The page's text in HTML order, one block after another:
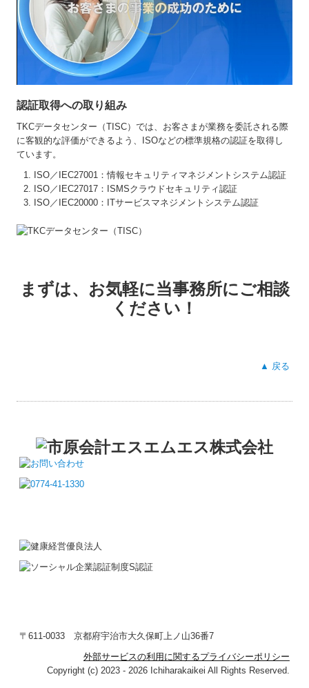
認証取得への取り組み
TKCデータセンター（TISC）では、お客さまが業務を委託される際
に客観的な評価ができるよう、ISOなどの標準規格の認証を取得し
ています。
ISO／IEC27001：情報セキュリティマネジメントシステム認証
ISO／IEC27017：ISMSクラウドセキュリティ認証
ISO／IEC20000：ITサービスマネジメントシステム認証
まずは、お気軽に当事務所にご相談
ください！
▲ 戻る
〒611-0033京都府宇治市大久保町上ノ山36番7
外部サービスの利用に関するプライバシーポリシー
Copyright (c) 2023 - 2026 Ichiharakaikei All Rights Reserved.